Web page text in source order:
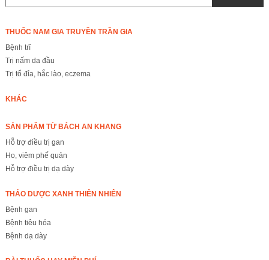
THUỐC NAM GIA TRUYỀN TRẦN GIA
Bệnh trĩ
Trị nấm da đầu
Trị tổ đỉa, hắc lào, eczema
KHÁC
SẢN PHẨM TỪ BÁCH AN KHANG
Hỗ trợ điều trị gan
Ho, viêm phế quản
Hỗ trợ điều trị dạ dày
THẢO DƯỢC XANH THIÊN NHIÊN
Bệnh gan
Bệnh tiêu hóa
Bệnh dạ dày